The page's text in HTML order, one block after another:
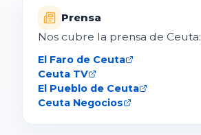
Prensa
Nos cubre la prensa de Ceuta:
El Faro de Ceuta
Ceuta TV
El Pueblo de Ceuta
Ceuta Negocios